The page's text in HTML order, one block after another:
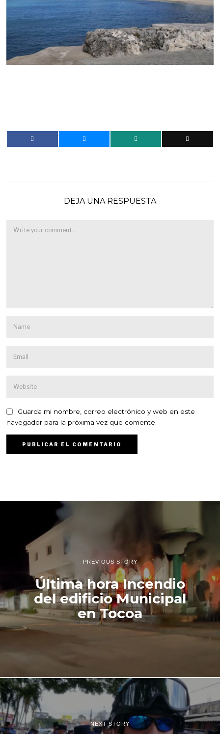
DEJA UNA RESPUESTA
Guarda mi nombre, correo electrónico y web en este
navegador para la próxima vez que comente.
PREVIOUS STORY
Última hora Incendio
del edificio Municipal
en Tocoa
NEXT STORY